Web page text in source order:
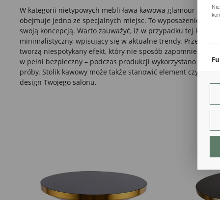
W kategorii nietypowych mebli ława kawowa glamour z
obejmuje jedno ze specjalnych miejsc. To wyposażenie
swoją koncepcją. Warto zauważyć, iż w przypadku tej
minimalistyczny, wpisujący się w aktualne trendy.
tworzą niespotykany efekt, który nie sposób zapomnieć.
w pełni bezpieczny – podczas produkcji wykorzystano
próby. Stolik kawowy może także stanowić element czysto
design Twojego salonu.